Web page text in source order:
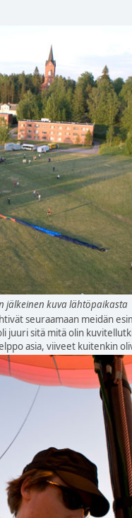
jälkeinen kuva lähtöpaikasta
seuraamaan meidän
juuri sitä mitä olin
asia, viiveet kuitenkin